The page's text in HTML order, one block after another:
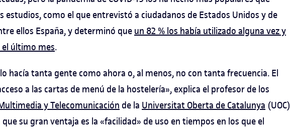
estudios, como el que entrevistó a ciudadanos de Estados Unidos y de
ellos España, y determinó que un 82 % los había utilizado alguna vez y
el último mes.
hacía tanta gente como ahora o, al menos, no con tanta frecuencia. El
a las cartas de menú de la hostelería», explica el profesor de los
y Telecomunicación de la Universitat Oberta de Catalunya (UOC)
su gran ventaja es la «facilidad» de uso en tiempos en los que el